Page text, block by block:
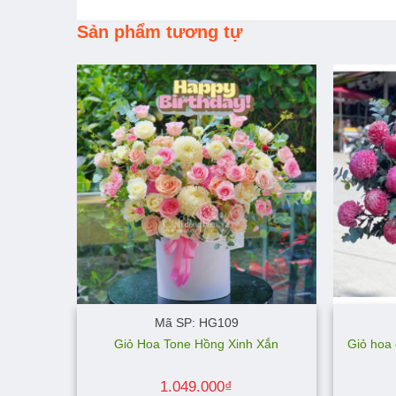
Sản phẩm tương tự
Mã SP: HG109
Giỏ Hoa Tone Hồng Xinh Xắn
1.049.000₫
Giỏ hoa